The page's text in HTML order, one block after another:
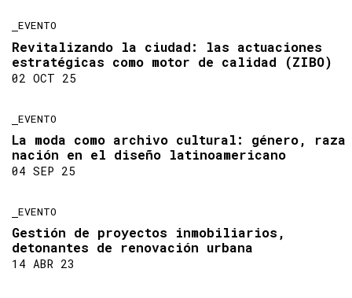
EVENTO
Revitalizando la ciudad: las actuaciones
estratégicas como motor de calidad (ZIBO)
02 OCT 25
EVENTO
La moda como archivo cultural: género, raza
nación en el diseño latinoamericano
04 SEP 25
EVENTO
Gestión de proyectos inmobiliarios,
detonantes de renovación urbana
14 ABR 23